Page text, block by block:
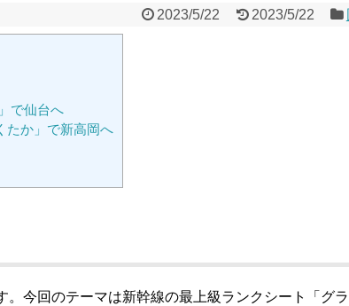
2023/5/22 2023/5/22
で仙台へ
たか」で新高岡へ
今回のテーマは新幹線の最上級ランクシート「グラ